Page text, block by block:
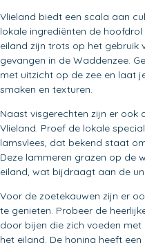
Vlieland biedt een scala aan
lokale ingrediënten de
eiland zijn trots op het gebruik
gevangen in de Waddenzee.
met uitzicht op de zee en laat
smaken en texturen.
Naast visgerechten zijn er ook
Vlieland. Proef de lokale
lamsvlees, dat bekend staat
Deze lammeren grazen op de
eiland, wat bijdraagt aan de
Voor de zoetekauwen zijn er
te genieten. Probeer de
door bijen die zich voeden
het eiland. De honing heeft